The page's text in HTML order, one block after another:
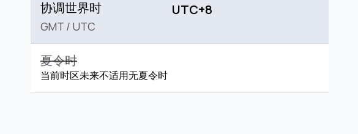
协调世界时
GMT / UTC
UTC+8
夏令时
当前时区未来不适用无夏令时